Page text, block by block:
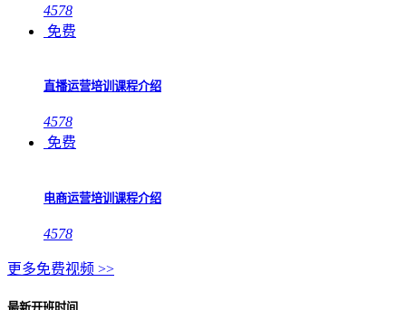
4578
免费
直播运营培训课程介绍
4578
免费
电商运营培训课程介绍
4578
更多免费视频 >>